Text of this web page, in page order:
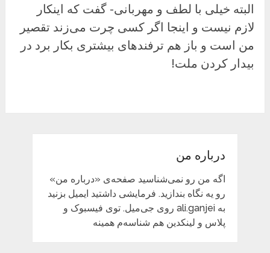
البته خیلی با لطف و مهربانی- گفت که اینکار
لازم نیست و اینجا اگر کسی چرت می‌زند تقصیر
من است و باز هم ترفندهای بیشتری بکار برد در
بیدار کردن ملت!
درباره من
اگه من رو نمی‌شناسید صفحه‌ی «درباره من»
رو یه نگاه بندازید. فرمایشی داشتید ایمیل بزنید
به ali.ganjei روی جی‌میل. توی فیسبوک و
پلاس و لینکدین هم شناسه‌م همینه